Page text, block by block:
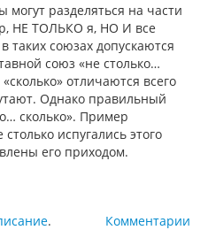
разделяться на части
НЕ ТОЛЬКО я, НО И все
таких союзах допускаются
союз «не столько…
отличаются всего
Однако правильный
сколько». Пример
испугались этого
его приходом.
Комментарии
.